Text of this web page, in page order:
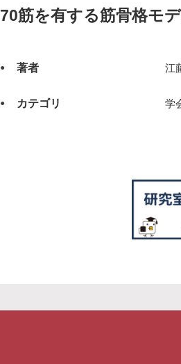
70筋を有する筋骨格モ
著者 江
カテゴリ 学